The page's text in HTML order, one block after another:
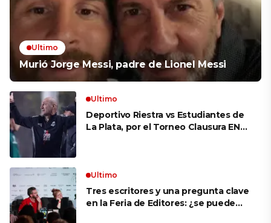
Ultimo
Murió Jorge Messi, padre de Lionel Messi
Ultimo
Deportivo Riestra vs Estudiantes de
La Plata, por el Torneo Clausura EN
Ultimo
Tres escritores y una pregunta clave
en la Feria de Editores: ¿se puede